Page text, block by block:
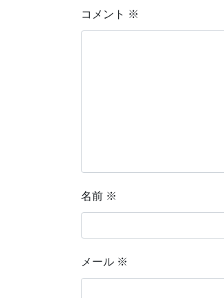
コメント ※
名前 ※
メール ※